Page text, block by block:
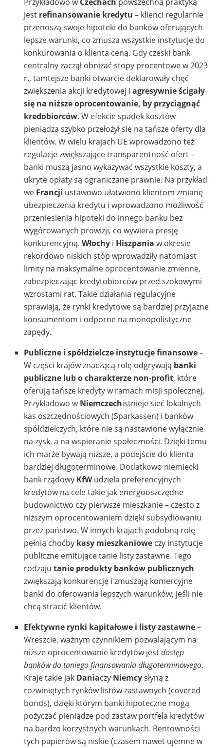
jest refinansowanie kredytu – klienci regularnie
przenoszą swoje hipoteki do banków oferujących
lepsze warunki, co zmusza wszystkie instytucje do
konkurowania o klienta ceną. Gdy czeski bank
centralny zaczął obniżać stopy procentowe w 2023
r., tamtejsze banki otwarcie deklarowały chęć
zwiększenia akcji kredytowej iagresywnie ścigały
się na niższe oprocentowanie, by przyciągnąć
kredobiorców. W efekcie spadek kosztów
pieniądza szybko przełożył się na tańsze oferty dla
klientów. W wielu krajach UE wprowadzono też
regulacje zwiększające transparentność ofert –
banki muszą jasno wykazywać wszystkie koszty, a
ukryte opłaty są ograniczane prawnie. Na przykład
we Francji ustawowo ułatwiono klientom zmianę
ubezpieczenia kredytu i wprowadzono możliwość
przeniesienia hipoteki do innego banku bez
wygórowanych prowizji, co wywiera presję
konkurencyjną.Włochy i Hiszpania w okresie
rekordowo niskich stóp wprowadziły natomiast
limity na maksymalne oprocentowanie zmienne,
zabezpieczając kredytobiorców przed szokowymi
wzrostami rat. Takie działania regulacyjne
sprawiają, że rynki kredytowe są bardziej przyjazne
konsumentom i odporne na monopolistyczne
zapędy.
Publiczne i spółdzielcze instytucje finansowe–
W części krajów znaczącą rolę odgrywają banki
publiczne lub o charakterze non-profit, które
oferują tańsze kredyty w ramach misji społecznej.
Przykładowo wNiemczechistnieje sieć lokalnych
kas oszczędnościowych (Sparkassen) i banków
spółdzielczych, które nie są nastawione wyłącznie
na zysk, a na wspieranie społeczności. Dzięki temu
ich marże bywają niższe, a podejście do klienta
bardziej długoterminowe. Dodatkowo niemiecki
bank rządowy KfWudziela preferencyjnych
kredytów na cele takie jak energooszczędne
budownictwo czy pierwsze mieszkanie – często z
niższym oprocentowaniem dzięki subsydiowaniu
przez państwo. W innych krajach podobną rolę
pełnią choćby kasy mieszkaniowe czy instytucje
publiczne emitujące tanie listy zastawne. Tego
rodzajutanie produkty banków publicznych
zwiększają konkurencję i zmuszają komercyjne
banki do oferowania lepszych warunków, jeśli nie
chcą stracić klientów.
Efektywne rynki kapitałowe i listy zastawne–
Wreszcie, ważnym czynnikiem pozwalającym na
niższe oprocentowanie kredytów jestdostęp
banków do taniego finansowania długoterminowego.
Kraje takie jak Daniaczy Niemcysłyną z
rozwiniętych rynków listów zastawnych (covered
bonds), dzięki którym banki hipoteczne mogą
pożyczać pieniądze pod zastaw portfela kredytów
na bardzo korzystnych warunkach. Rentowności
tych papierów są niskie (czasem nawet ujemne w